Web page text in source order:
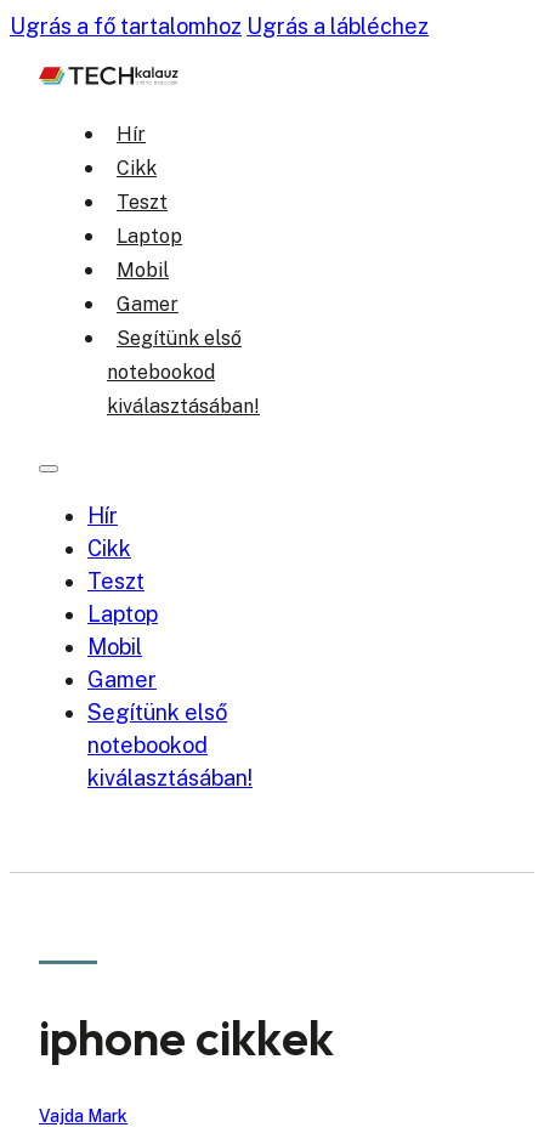
Ugrás a fő tartalomhoz Ugrás a lábléchez
Hír
Cikk
Teszt
Laptop
Mobil
Gamer
Segítünk első
notebookod
kiválasztásában!
Hír
Cikk
Teszt
Laptop
Mobil
Gamer
Segítünk első
notebookod
kiválasztásában!
iphone cikkek
Vajda Mark